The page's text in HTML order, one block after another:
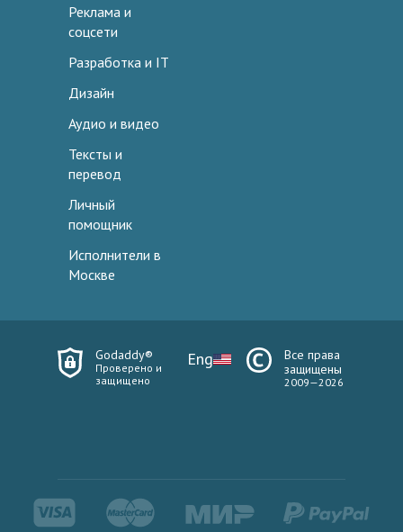
Реклама и
соцсети
Разработка и IT
Дизайн
Аудио и видео
Тексты и
перевод
Личный
помощник
Исполнители в
Москве
Godaddy®
Проверено и
защищено
Eng
Все права
защищены
2009—2026